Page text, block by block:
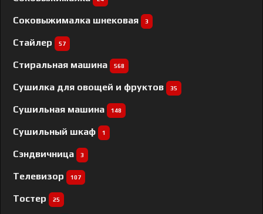
Соковыжималка шнековая 3
Стайлер 57
Стиральная машина 568
Сушилка для овощей и фруктов 35
Сушильная машина 148
Сушильный шкаф 1
Сэндвичница 3
Телевизор 107
Тостер 25